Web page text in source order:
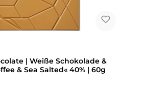
| Weiße Schokolade &
& Sea Salted« 40% | 60g